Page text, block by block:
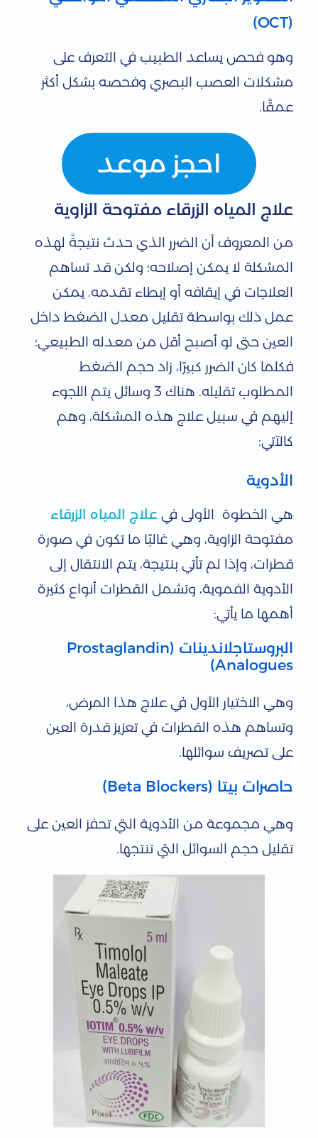
(OCT)
وهو فحص يساعد الطبيب في التعرف على
مشكلات العصب البصري وفحصه بشكل أكثر
عمقًا.
احجز موعد
علاج المياه الزرقاء مفتوحة الزاوية
من المعروف أن الضرر الذي حدث نتيجةً لهذه
المشكلة لا يمكن إصلاحه؛ ولكن قد تساهم
العلاجات في إيقافه أو إبطاء تقدمه. يمكن
عمل ذلك بواسطة تقليل معدل الضغط داخل
العين حتى لو أصبح أقل من معدله الطبيعي؛
فكلما كان الضرر كبيرًا، زاد حجم الضغط
المطلوب تقليله. هناك 3 وسائل يتم اللجوء
إليهم في سبيل علاج هذه المشكلة، وهم
كالآتي:
الأدوية
هي الخطوة الأولى في علاج المياه الزرقاء
مفتوحة الزاوية، وهي غالبًا ما تكون في صورة
قطرات، وإذا لم تأتي بنتيجة، يتم الانتقال إلى
الأدوية الفموية، وتشمل القطرات أنواع كثيرة
أهمها ما يأتي:
البروستاجلاندينات (Prostaglandin
Analogues)
وهي الاختيار الأول في علاج هذا المرض،
وتساهم هذه القطرات في تعزيز قدرة العين
على تصريف سوائلها.
حاصرات بيتا (Beta Blockers)
وهي مجموعة من الأدوية التي تحفز العين على
تقليل حجم السوائل التي تنتجها.